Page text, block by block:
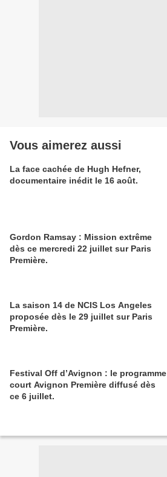
Vous aimerez aussi
La face cachée de Hugh Hefner,
documentaire inédit le 16 août.
Gordon Ramsay : Mission extrême
dès ce mercredi 22 juillet sur Paris
Première.
La saison 14 de NCIS Los Angeles
proposée dès le 29 juillet sur Paris
Première.
Festival Off d’Avignon : le programme
court Avignon Première diffusé dès
ce 6 juillet.